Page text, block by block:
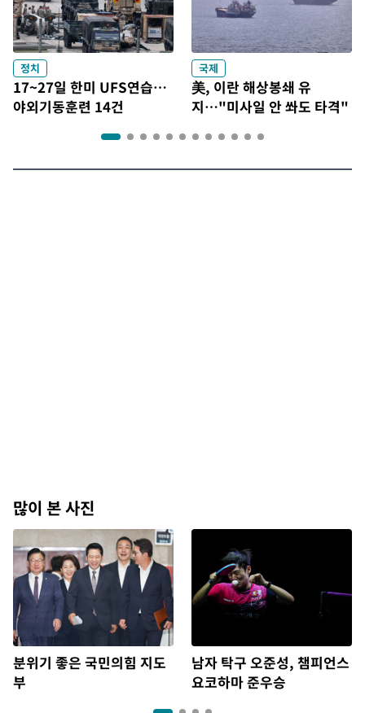
정치
17~27일 한미 UFS연습…
야외기동훈련 14건
국제
美, 이란 해상봉쇄 유
지…"미사일 안 쏴도 타격"
많이 본 사진
분위기 좋은 국민의힘 지도
부
남자 탁구 오준성, 챔피언스
요코하마 준우승